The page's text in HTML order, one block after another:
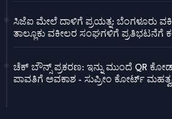
ಸಿಜೆಐ ಮೇಲೆ ದಾಳಿಗೆ ಪ್ರಯತ್ನ: ಬೆಂಗಳೂರು
ತಾಲ್ಲೂಕು ವಕೀಲರ ಸಂಘಗಳಿಗೆ ಪ್ರತಿಭಟನೆಗೆ
ಚೆಕ್ ಬೌನ್ಸ್ ಪ್ರಕರಣ: ಇನ್ನು ಮುಂದೆ QR
ಪಾವತಿಗೆ ಅವಕಾಶ - ಸುಪ್ರೀಂ ಕೋರ್ಟ್